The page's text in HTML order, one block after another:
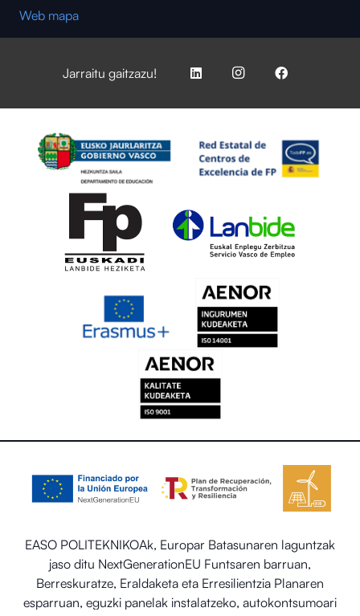
Web mapa
Jarraitu gaitzazu!
EASO POLITEKNIKOAk, Europar Batasunaren laguntzak
jaso ditu NextGenerationEU Funtsaren barruan,
Berreskuratze, Eraldaketa eta Erresilientzia Planaren
esparruan, eguzki panelak instalatzeko, autokontsumoari